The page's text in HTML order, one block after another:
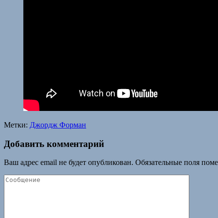
Метки: Джордж Форман
Добавить комментарий
Ваш адрес email не будет опубликован. Обязательные поля